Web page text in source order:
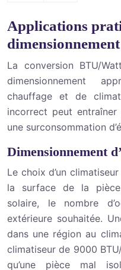
Applications
La conversion BTU/
dimensionnement
chauffage et de
incorrect peut
une surconsommation
Dimensionnement
Le choix d’un
la surface de la pièce
solaire, le nombre
extérieure souhaitée.
dans une région au
climatiseur de 9000
qu’une pièce mal